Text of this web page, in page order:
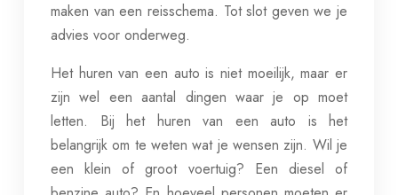
maken van een reisschema. Tot slot geven we je
advies voor onderweg.
Het huren van een auto is niet moeilijk, maar er
zijn wel een aantal dingen waar je op moet
letten. Bij het huren van een auto is het
belangrijk om te weten wat je wensen zijn. Wil je
een klein of groot voertuig? Een diesel of